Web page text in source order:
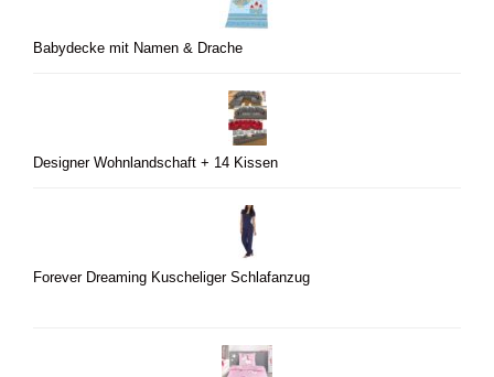
Babydecke mit Namen & Drache
Designer Wohnlandschaft + 14 Kissen
Forever Dreaming Kuscheliger Schlafanzug